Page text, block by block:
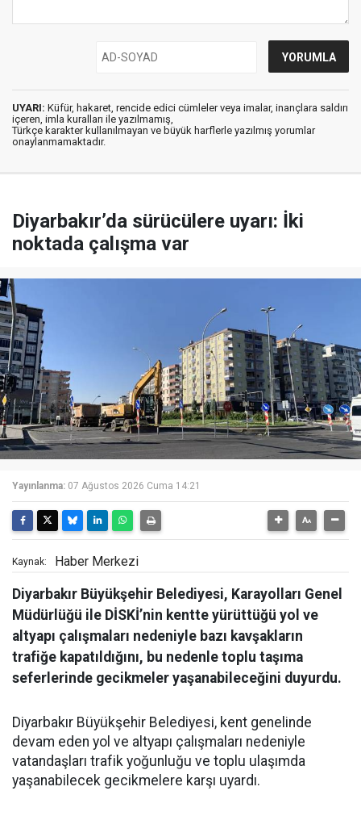
UYARI: Küfür, hakaret, rencide edici cümleler veya imalar, inançlara saldırı
içeren, imla kuralları ile yazılmamış,
Türkçe karakter kullanılmayan ve büyük harflerle yazılmış yorumlar
onaylanmamaktadır.
Diyarbakır’da sürücülere uyarı: İki
noktada çalışma var
Yayınlanma: 07 Ağustos 2026 Cuma 14:21
Kaynak: Haber Merkezi
Diyarbakır Büyükşehir Belediyesi, Karayolları Genel
Müdürlüğü ile DİSKİ’nin kentte yürüttüğü yol ve
altyapı çalışmaları nedeniyle bazı kavşakların
trafiğe kapatıldığını, bu nedenle toplu taşıma
seferlerinde gecikmeler yaşanabileceğini duyurdu.
Diyarbakır Büyükşehir Belediyesi, kent genelinde
devam eden yol ve altyapı çalışmaları nedeniyle
vatandaşları trafik yoğunluğu ve toplu ulaşımda
yaşanabilecek gecikmelere karşı uyardı.